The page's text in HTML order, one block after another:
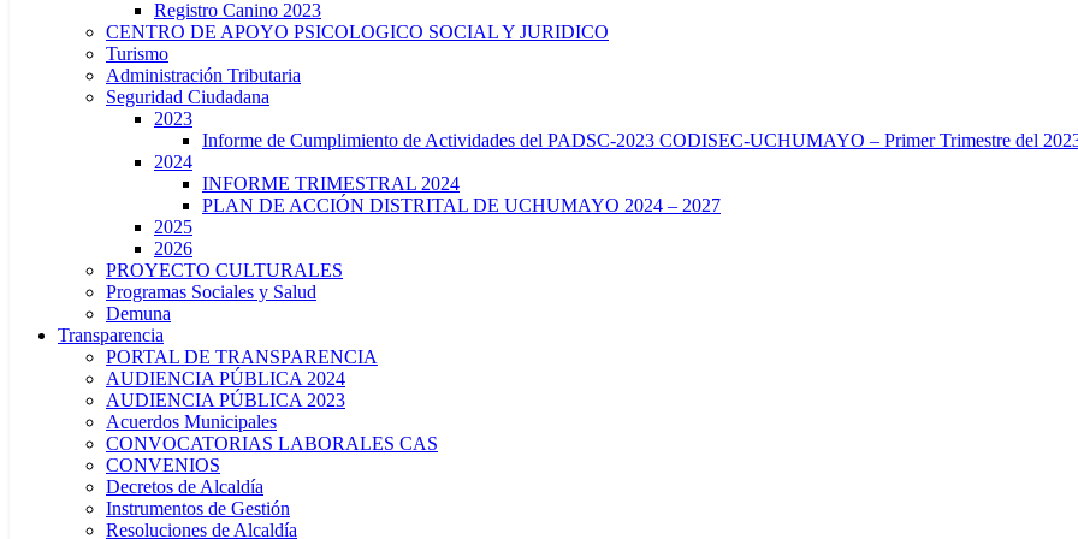
Registro Canino 2023
CENTRO DE APOYO PSICOLOGICO SOCIAL Y JURIDICO
Turismo
Administración Tributaria
Seguridad Ciudadana
2023
Informe de Cumplimiento de Actividades del PADSC-2023 CODISEC-UCHUMAYO – Primer Trimestre del
2024
INFORME TRIMESTRAL 2024
PLAN DE ACCIÓN DISTRITAL DE UCHUMAYO 2024 – 2027
2025
2026
PROYECTO CULTURALES
Programas Sociales y Salud
Demuna
Transparencia
PORTAL DE TRANSPARENCIA
AUDIENCIA PÚBLICA 2024
AUDIENCIA PÚBLICA 2023
Acuerdos Municipales
CONVOCATORIAS LABORALES CAS
CONVENIOS
Decretos de Alcaldía
Instrumentos de Gestión
Resoluciones de Alcaldía